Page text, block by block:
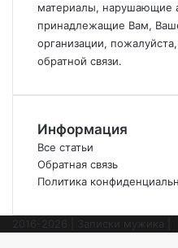
материалы, нарушающие
принадлежащие Вам,
организации,
обратной связи.
Информация
Все статьи
Обратная связь
Политика
2016-2026 | Записки мужика |